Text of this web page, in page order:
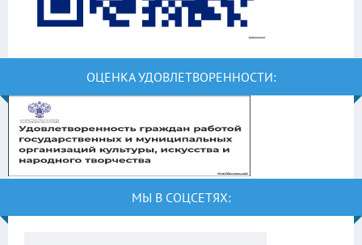
ОЦЕНКА УДОВЛЕТВОРЕННОСТИ:
МЫ В СОЦСЕТЯХ: